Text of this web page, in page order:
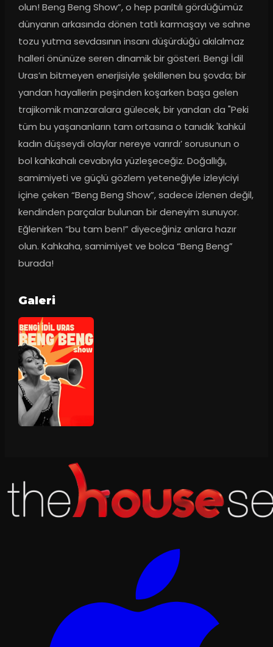
olun! Beng Beng Show”, o hep parıltılı gördüğümüz
dünyanın arkasında dönen tatlı karmaşayı ve sahne
tozu yutma sevdasının insanı düşürdüğü akılalmaz
halleri önünüze seren dinamik bir gösteri. Bengi İdil
Uras’ın bitmeyen enerjisiyle şekillenen bu şovda; bir
yandan hayallerin peşinden koşarken başa gelen
trajikomik manzaralara gülecek, bir yandan da "Peki
tüm bu yaşananların tam ortasına o tanıdık 'kahkül
kadın düşseydi olaylar nereye varırdı’ sorusunun o
bol kahkahalı cevabıyla yüzleşeceğiz. Doğallığı,
samimiyeti ve güçlü gözlem yeteneğiyle izleyiciyi
içine çeken “Beng Beng Show”, sadece izlenen değil,
kendinden parçalar bulunan bir deneyim sunuyor.
Eğlenirken “bu tam ben!” diyeceğiniz anlara hazır
olun. Kahkaha, samimiyet ve bolca “Beng Beng”
burada!
Galeri